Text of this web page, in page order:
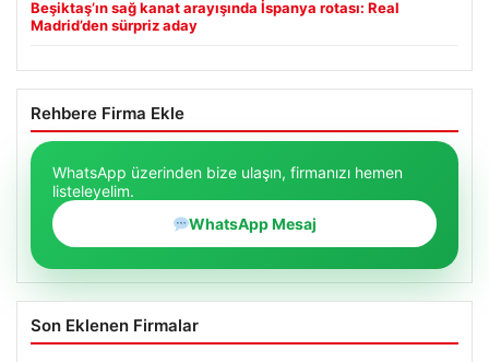
Beşiktaş’ın sağ kanat arayışında İspanya rotası: Real
Madrid’den sürpriz aday
Rehbere Firma Ekle
WhatsApp üzerinden bize ulaşın, firmanızı hemen
listeleyelim.
WhatsApp Mesaj
Son Eklenen Firmalar